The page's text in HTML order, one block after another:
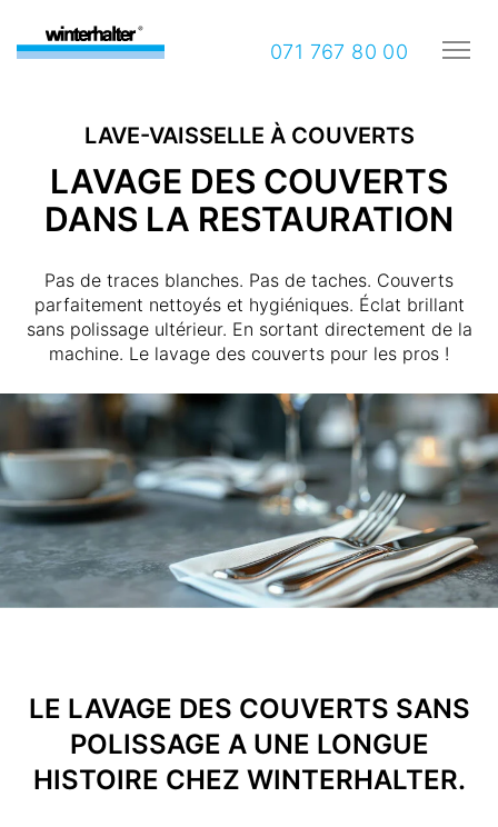
071 767 80 00
LAVE-VAISSELLE À COUVERTS
LAVAGE DES COUVERTS
DANS LA RESTAURATION
Pas de traces blanches. Pas de taches. Couverts
parfaitement nettoyés et hygiéniques. Éclat brillant
sans polissage ultérieur. En sortant directement de la
machine. Le lavage des couverts pour les pros !
LE LAVAGE DES COUVERTS SANS
POLISSAGE A UNE LONGUE
HISTOIRE CHEZ WINTERHALTER.